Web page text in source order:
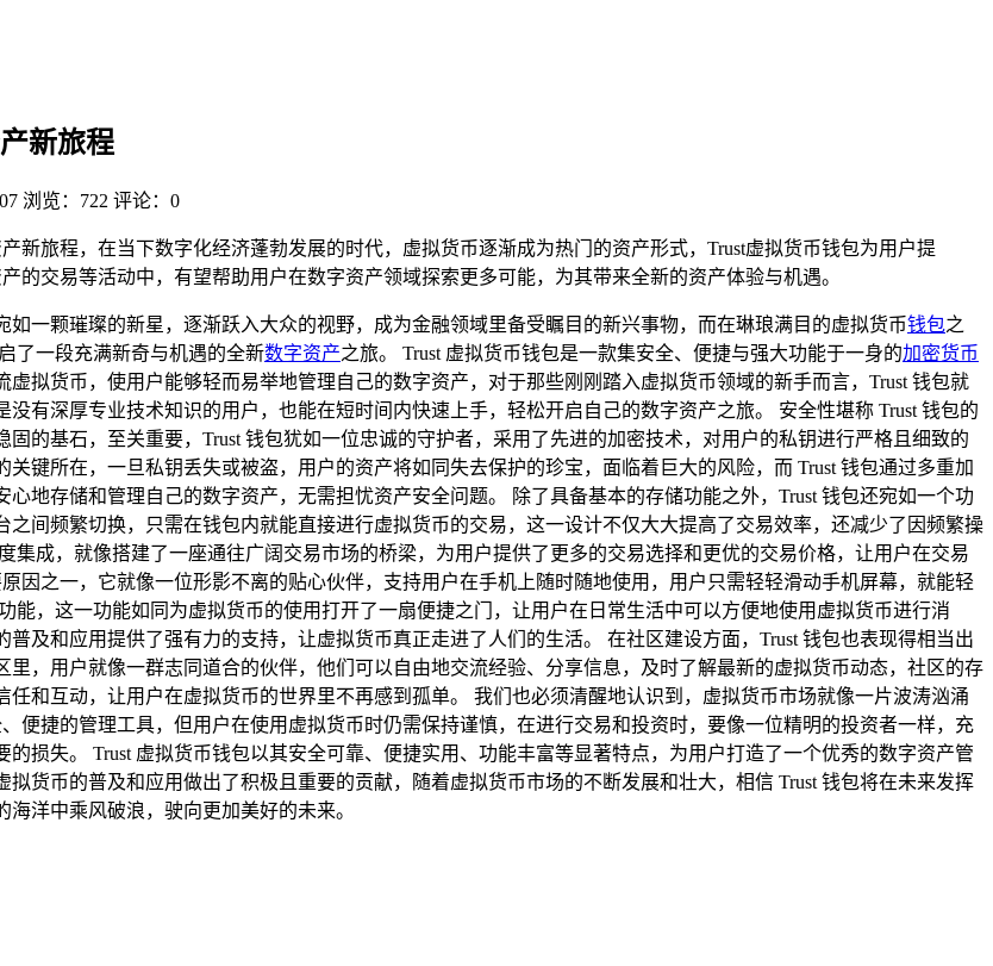
新旅程
浏览：722 评论：0
新旅程，在当下数字化经济蓬勃发展的时代，虚拟货币逐渐成为热门的资产形式，Trust虚拟货币钱包为用户提
的交易等活动中，有望帮助用户在数字资产领域探索更多可能，为其带来全新的资产体验与机遇。
一颗璀璨的新星，逐渐跃入大众的视野，成为金融领域里备受瞩目的新兴事物，而在琳琅满目的虚拟货币钱包之
了一段充满新奇与机遇的全新数字资产之旅。 Trust 虚拟货币钱包是一款集安全、便捷与强大功能于一身的加密货币
拟货币，使用户能够轻而易举地管理自己的数字资产，对于那些刚刚踏入虚拟货币领域的新手而言，Trust 钱包就
有深厚专业技术知识的用户，也能在短时间内快速上手，轻松开启自己的数字资产之旅。 安全性堪称 Trust 钱包的
固的基石，至关重要，Trust 钱包犹如一位忠诚的守护者，采用了先进的加密技术，对用户的私钥进行严格且细致的
键所在，一旦私钥丢失或被盗，用户的资产将如同失去保护的珍宝，面临着巨大的风险，而 Trust 钱包通过多重加
地存储和管理自己的数字资产，无需担忧资产安全问题。 除了具备基本的存储功能之外，Trust 钱包还宛如一个功
间频繁切换，只需在钱包内就能直接进行虚拟货币的交易，这一设计不仅大大提高了交易效率，还减少了因频繁操
集成，就像搭建了一座通往广阔交易市场的桥梁，为用户提供了更多的交易选择和更优的交易价格，让用户在交易
因之一，它就像一位形影不离的贴心伙伴，支持用户在手机上随时随地使用，用户只需轻轻滑动手机屏幕，就能轻
能，这一功能如同为虚拟货币的使用打开了一扇便捷之门，让用户在日常生活中可以方便地使用虚拟货币进行消
及和应用提供了强有力的支持，让虚拟货币真正走进了人们的生活。 在社区建设方面，Trust 钱包也表现得相当出
，用户就像一群志同道合的伙伴，他们可以自由地交流经验、分享信息，及时了解最新的虚拟货币动态，社区的存
和互动，让用户在虚拟货币的世界里不再感到孤单。 我们也必须清醒地认识到，虚拟货币市场就像一片波涛汹涌
便捷的管理工具，但用户在使用虚拟货币时仍需保持谨慎，在进行交易和投资时，要像一位精明的投资者一样，充
损失。 Trust 虚拟货币钱包以其安全可靠、便捷实用、功能丰富等显著特点，为用户打造了一个优秀的数字资产管
货币的普及和应用做出了积极且重要的贡献，随着虚拟货币市场的不断发展和壮大，相信 Trust 钱包将在未来发挥
洋中乘风破浪，驶向更加美好的未来。